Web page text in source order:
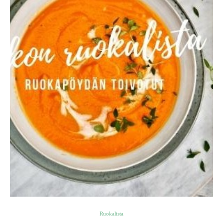
Ruokalista